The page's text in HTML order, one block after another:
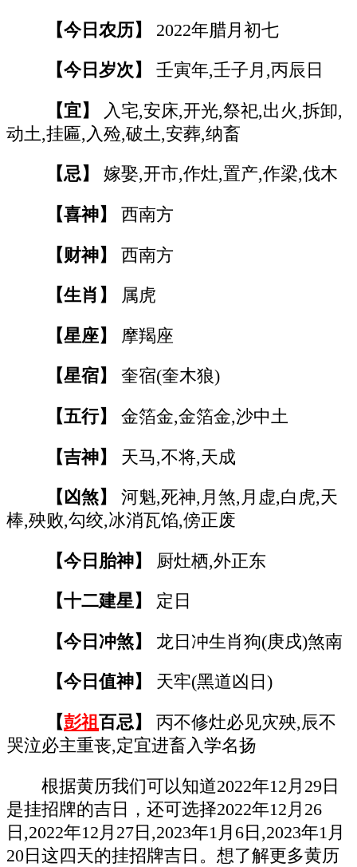
【今日农历】 2022年腊月初七
【今日岁次】 壬寅年,壬子月,丙辰日
【宜】
入宅,安床,开光,祭祀,出火,拆卸,
动土,挂匾,入殓,破土,安葬,纳畜
【忌】 嫁娶,开市,作灶,置产,作梁,伐木
【喜神】 西南方
【财神】 西南方
【生肖】 属虎
【星座】 摩羯座
【星宿】 奎宿(奎木狼)
【五行】 金箔金,金箔金,沙中土
【吉神】 天马,不将,天成
【凶煞】
河魁,死神,月煞,月虚,白虎,天
棒,殃败,勾绞,冰消瓦馅,傍正废
【今日胎神】 厨灶栖,外正东
【十二建星】 定日
【今日冲煞】 龙日冲生肖狗(庚戌)煞南
【今日值神】 天牢(黑道凶日)
【彭祖百忌】
丙不修灶必见灾殃,辰不
哭泣必主重丧,定宜进畜入学名扬
根据黄历我们可以知道2022年12月29日
是挂招牌的吉日，还可选择2022年12月26
日,2022年12月27日,2023年1月6日,2023年1月
20日这四天的挂招牌吉日。想了解更多黄历